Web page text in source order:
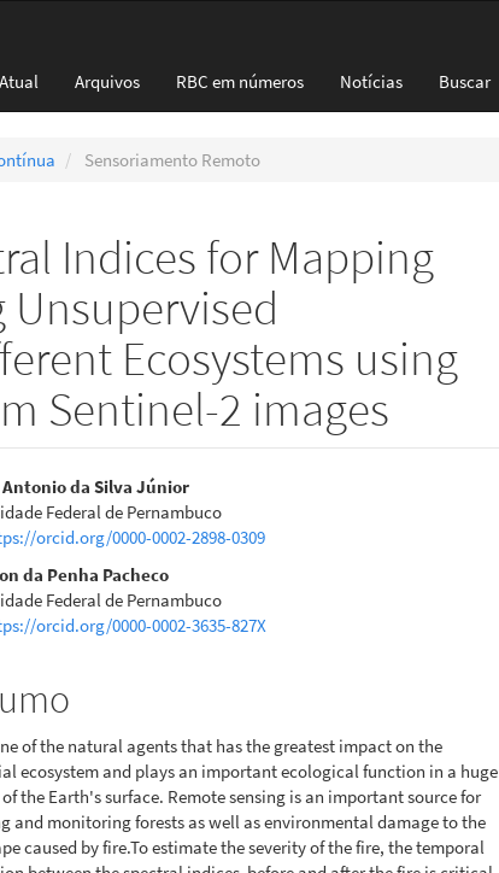
Atual Arquivos RBC em números Notícias Buscar
Sensoriamento Remoto
Indices for Mapping
Unsupervised
Ecosystems using
Sentinel-2 images
da Silva Júnior
Federal de Pernambuco
orcid.org/0000-0002-2898-0309
da Penha Pacheco
Federal de Pernambuco
orcid.org/0000-0002-3635-827X
of the natural agents that has the greatest impact on the
ecosystem and plays an important ecological function in a huge
the Earth's surface. Remote sensing is an important source for
and monitoring forests as well as environmental damage to the
caused by fire.To estimate the severity of the fire, the temporal